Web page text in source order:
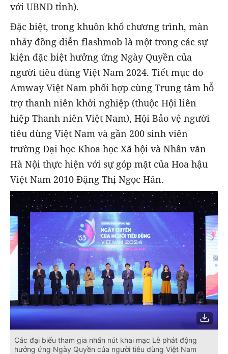
với UBND tỉnh).
Đặc biệt, trong khuôn khổ chương trình, màn
nhảy đồng diễn flashmob là một trong các sự
kiện đặc biệt hưởng ứng Ngày Quyền của
người tiêu dùng Việt Nam 2024. Tiết mục do
Amway Việt Nam phối hợp cùng Trung tâm hỗ
trợ thanh niên khởi nghiệp (thuộc Hội liên
hiệp Thanh niên Việt Nam), Hội Bảo vệ người
tiêu dùng Việt Nam và gần 200 sinh viên
trường Đại học Khoa học Xã hội và Nhân văn
Hà Nội thực hiện với sự góp mặt của Hoa hậu
Việt Nam 2010 Đặng Thị Ngọc Hân.
Các đại biểu tham gia nhấn nút khai mạc Lễ phát động
hưởng ứng Ngày Quyền của người tiêu dùng Việt Nam